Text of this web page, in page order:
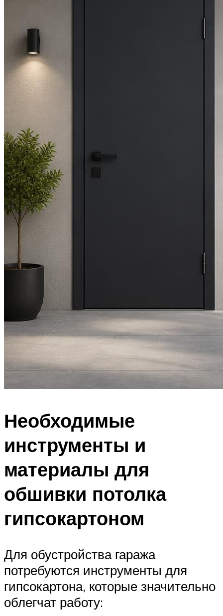
Необходимые
инструменты и
материалы для
обшивки потолка
гипсокартоном
Для обустройства гаража
потребуются инструменты для
гипсокартона, которые значительно
облегчат работу: